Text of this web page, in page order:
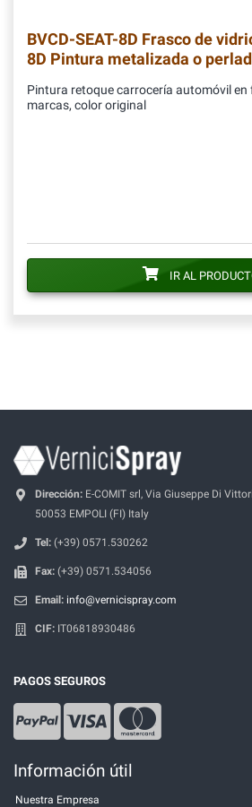
BVCD-SEAT-8D Frasco de
8D Pintura metalizada o
Pintura retoque carrocería automóvil
marcas, color original
IR AL
Dirección: E-COMIT srl, Via Giuseppe Di
50053 EMPOLI (FI) Italy
Tel: (+39) 0571.530262
Fax: (+39) 0571.534056
Email: info@vernicispray.com
CIF: IT06818930486
PAGOS SEGUROS
Información útil
Nuestra Empresa